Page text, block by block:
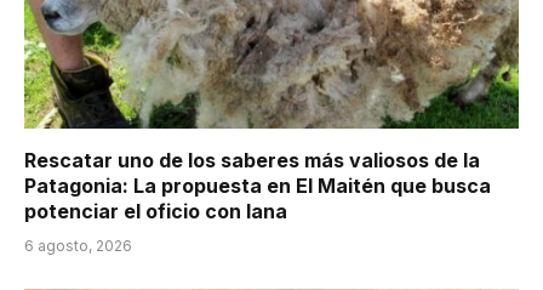
Rescatar uno de los saberes más valiosos de la
Patagonia: La propuesta en El Maitén que busca
potenciar el oficio con lana
6 agosto, 2026